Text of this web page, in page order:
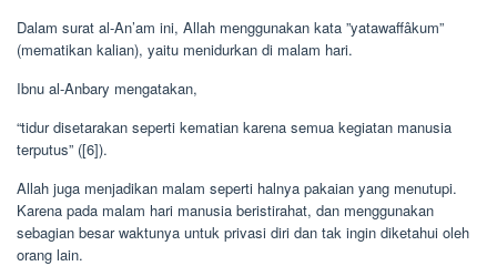
Dalam surat al-An’am ini, Allah menggunakan kata ”yatawaffâkum”
(mematikan kalian), yaitu menidurkan di malam hari.
Ibnu al-Anbary mengatakan,
“tidur disetarakan seperti kematian karena semua kegiatan manusia
terputus” ([6]).
Allah juga menjadikan malam seperti halnya pakaian yang menutupi.
Karena pada malam hari manusia beristirahat, dan menggunakan
sebagian besar waktunya untuk privasi diri dan tak ingin diketahui oleh
orang lain.